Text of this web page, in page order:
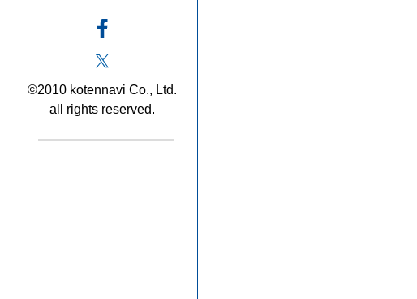
©2010 kotennavi Co., Ltd.
all rights reserved.